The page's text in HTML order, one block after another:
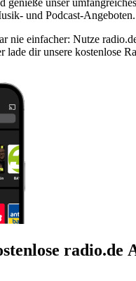
und Podcast-Angeboten.
nie einfacher: Nutze
lade dir unsere kostenlose
radio.de